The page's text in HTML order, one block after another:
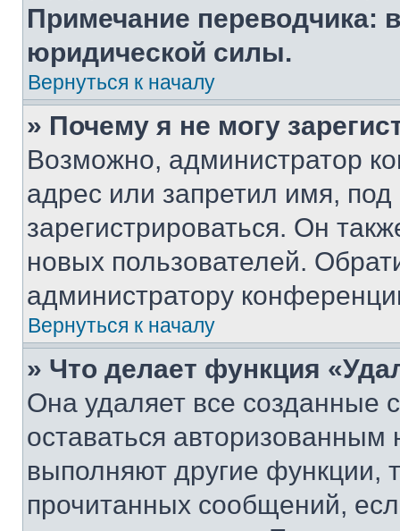
Примечание переводчика:
юридической силы.
Вернуться к началу
» Почему я не могу
Возможно, администратор
адрес или запретил имя,
зарегистрироваться. Он
новых пользователей.
администратору
Вернуться к началу
» Что делает функция
Она удаляет все созданные
оставаться
выполняют другие функции,
прочитанных сообщений,